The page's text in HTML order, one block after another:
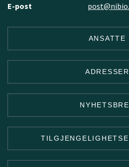
E-post
ANSATTE
ADRESSER